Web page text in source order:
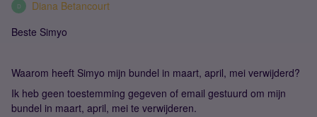
D
Diana Betancourt
Beste Simyo
Waarom heeft Simyo mijn bundel in maart, april, mei verwijderd?
Ik heb geen toestemming gegeven of email gestuurd om mijn
bundel in maart, april, mei te verwijderen.